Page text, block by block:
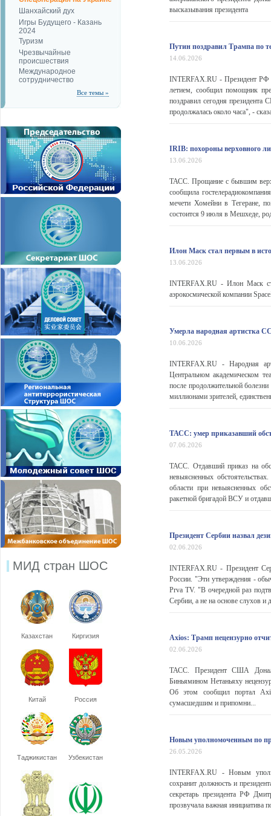
Шанхайский дух
Игры Будущего - Казань
2024
Туризм
Чрезвычайные
происшествия
Международное
сотрудничество
Все темы »
МИД стран ШОС
Казахстан Киргизия
Китай Россия
Таджикистан Узбекистан
высказывания президента
Путин поздравил Трампа по
14.06.2026
INTERFAX.RU - Президент РФ
летием, сообщил помощник
поздравил сегодня
продолжалась около часа", -
IRIB: похороны верховного
13.06.2026
ТАСС. Прощание с бывшим
сообщила
мечети Хомейни в Тегеране,
состоится 9 июля в Мешхеде,
Илон Маск стал первым в
13.06.2026
INTERFAX.RU - Илон Маск
аэрокосмической компании
Умерла народная артистка
10.06.2026
INTERFAX.RU - Народная
Центральном академическом
после продолжительной
миллионами зрителей,
ТАСС: умер приказавший
07.06.2026
ТАСС. Отдавший приказ на
невыясненных
области при невыясненных
ракетной бригадой ВСУ и
Президент Сербии назвал
02.06.2026
INTERFAX.RU - Президент
России. "Эти утверждения -
Prva TV. "В очередной раз
Сербии, а не на основе слухов
Axios: Трамп нецензурно
02.06.2026
ТАСС. Президент США
Биньямином Нетаньяху
Об этом сообщил портал
сумасшедшим и припомни...
Новым уполномоченным по
26.05.2026
INTERFAX.RU - Новым
сохранит должность и
секретарь президента РФ
прозвучала важная инициатива